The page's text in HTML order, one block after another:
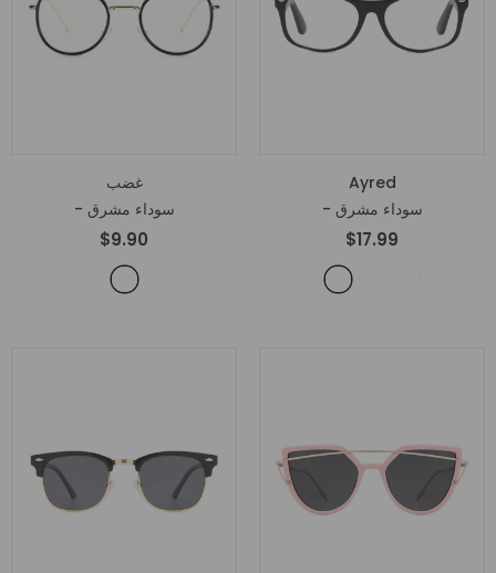
غضب
- سوداء مشرق
$9.90
Ayred
- سوداء مشرق
$17.99